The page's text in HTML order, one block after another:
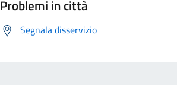
Problemi in città
Segnala disservizio